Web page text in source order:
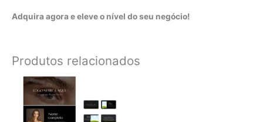
Adquira agora e eleve o nível do seu negócio!
Produtos relacionados